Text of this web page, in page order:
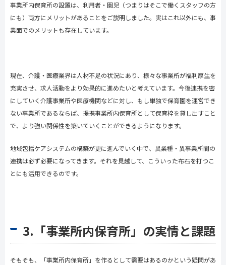
事業所内保育所の設置は、利用者・園児（つまりはそこで働くスタッフの方
にも）両方にメリットがあることをご説明しました。実はこれ以外にも、事
業面でのメリットも存在しています。
現在、介護・医療業界は人材不足の状況にあり、様々な事業所が福利厚生を
充実させ、求人活動をより効果的に進めたいと考えています。今後連携を密
にしていく介護事業所や医療機関などに対し、もし単独で保育園を運営でき
ない事業所であるならば、提携事業所内保育所として保育枠を貸し出すこと
で、より強い関係性を築いていくことができるようになります。
地域包括ケアシステムの構築が更に進んでいく中で、異業種・異事業所間の
連携は必ず必要になってきます。それを見越して、こういった布石を打つこ
とにも活用できるのです。
3.「事業所内保育所」の実情と課題
そもそも、「事業所内保育所」を作るとして需要はあるのかという疑問があ